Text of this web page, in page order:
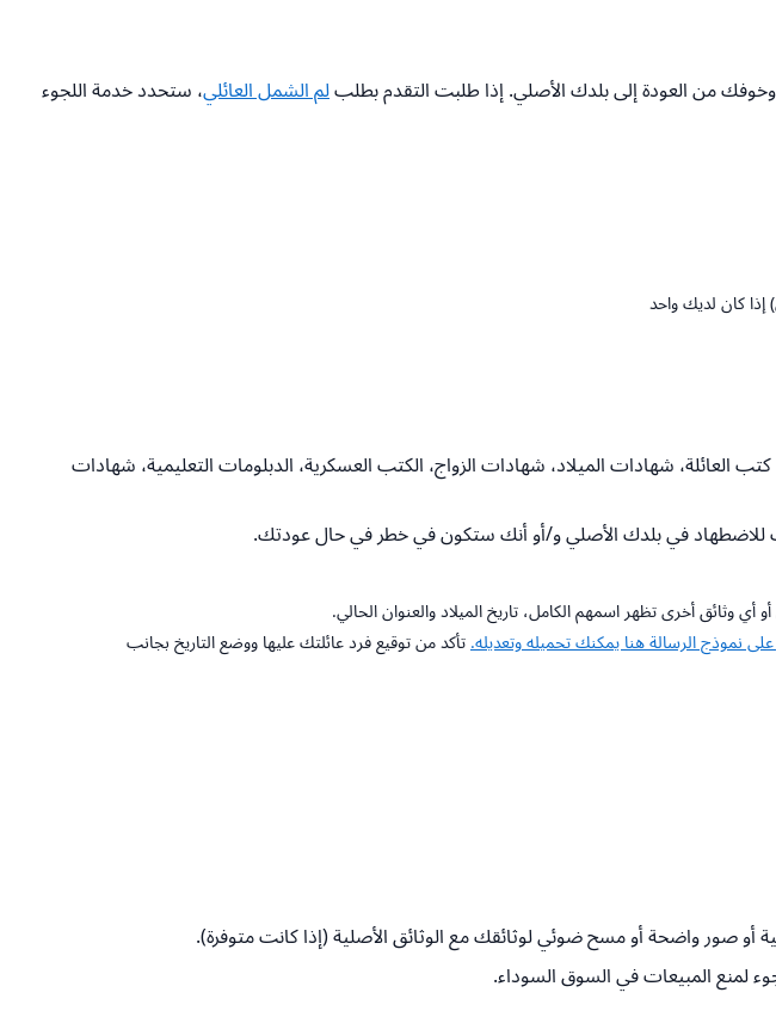
من العودة إلى بلدك الأصلي. إذا طلبت التقدم بطلبلم الشمل العائلي، ستحدد خدمة اللجوء
كان لديك واحد
شهادات الميلاد، شهادات الزواج، الكتب العسكرية، الدبلومات التعليمية، شهادات
في بلدك الأصلي و/أو أنك ستكون في خطر في حال عودتك.
وثائق أخرى تظهر اسمهم الكامل، تاريخ الميلاد والعنوان الحالي.
على نموذج الرسالة هنا يمكنك تحميله وتعديله.تأكد من توقيع فرد عائلتك عليها ووضع التاريخ بجانب
صور واضحة أو مسح ضوئي لوثائقك مع الوثائق الأصلية (إذا كانت متوفرة).
لمنع المبيعات في السوق السوداء.